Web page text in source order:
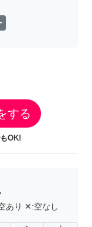
する
OK!
あり ✕:空なし